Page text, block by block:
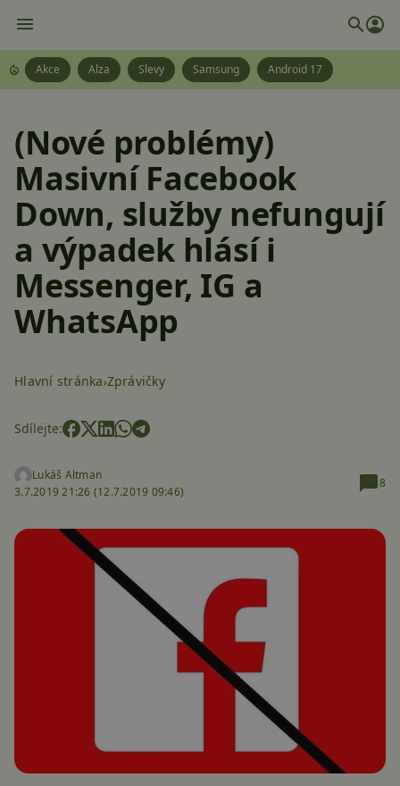
Akce Alza Slevy Samsung Android 17
(Nové problémy)
Masivní Facebook
Down, služby nefungují
a výpadek hlásí i
Messenger, IG a
WhatsApp
Hlavní stránka Zprávičky
Sdílejte:
Lukáš Altman
3.7.2019 21:26 (12.7.2019 09:46)
8